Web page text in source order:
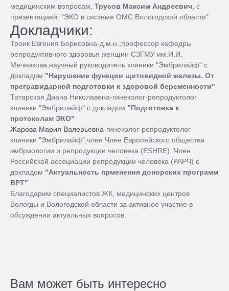
медицинским вопросам, Трусов Максим Андреевич , с
презентацией: "ЭКО в системе ОМС Вологодской области"
Докладчики:
Троик Евгения Борисовна-д.м.н.,профессор кафедры
репродуктивного здоровья женщин СЗГМУ им.И.И.
Мечникова,научный руководитель клиники "Эмбрилайф" с
докладом "Нарушение функции щитовидной железы. От
прегравидарной подготовки к здоровой беременности"
Татарская Диана Николавена-гинеколог-репродуктолог
клиники "Эмбрилайф" с докладом "Подготовка к
протоколам ЭКО"
Жарова Мария Валерьевна-гинеколог-репродуктолог
клиники "Эмбрилайф",член Член Европейского общества
эмбриологии и репродукции человека (ESHRE). Член
Российской ассоциации репродукции человека (РАРЧ) с
докладом "Актуальность прменения донорских программ
ВРТ"
Благодарим специалистов ЖК, медицинских центров
Вологды и Вологодской области за активное участие в
обсуждении актуальных вопросов.
Вам может быть интересно